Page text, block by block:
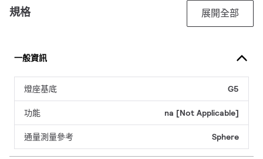
規格 展開全部
一般資訊
燈座基底 G5
功能 na [Not Applicable]
通量測量參考 Sphere